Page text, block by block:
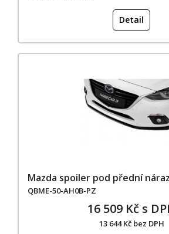
Detail
Mazda spoiler pod přední
QBME-50-AH0B-PZ
16 509 Kč s
13 644 Kč bez DPH